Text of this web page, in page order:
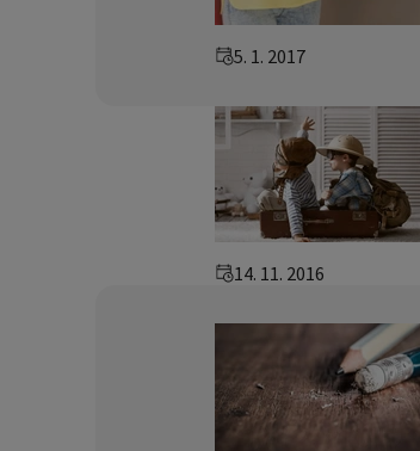
5. 1. 2017
14. 11. 2016